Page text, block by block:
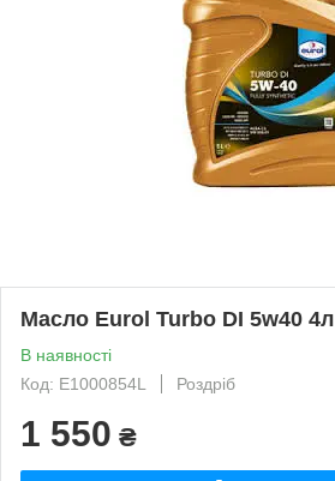
Масло Eurol Turbo DI 5w40 4л
В наявності
Код: E1000854L
Роздріб
1 550 ₴